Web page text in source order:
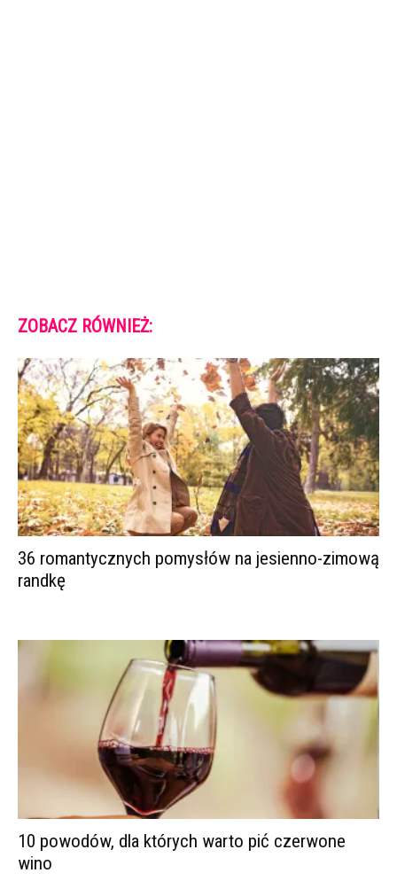
ZOBACZ RÓWNIEŻ:
36 romantycznych pomysłów na jesienno-zimową
randkę
10 powodów, dla których warto pić czerwone
wino